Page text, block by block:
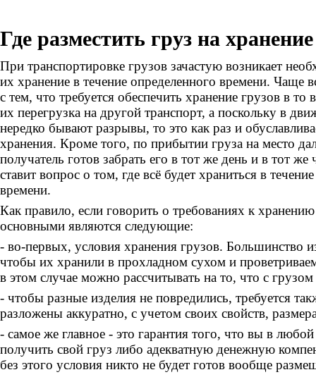
Где разместить груз на хранение
При транспортировке грузов зачастую возникает
их хранение в течение определенного времени. Чаще
с тем, что требуется обеспечить хранение грузов в то
их перегрузка на другой транспорт, а поскольку в
нередко бывают разрывы, то это как раз и
хранения. Кроме того, по прибытии груза на место
получатель готов забрать его в тот же день и в тот
ставит вопрос о том, где всё будет храниться в
времени.
Как правило, если говорить о требованиях к хранению
основными являются следующие:
- во-первых, условия хранения грузов. Большинство
чтобы их хранили в прохладном сухом и
в этом случае можно рассчитывать на то, что с грузом
- чтобы разные изделия не повредились, требуется
разложены аккуратно, с учетом своих свойств,
- самое же главное - это гарантия того, что вы в
получить свой груз либо адекватную денежную
без этого условия никто не будет готов вообще